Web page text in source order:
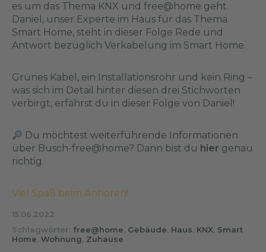
es um das Thema KNX und free@home geht.
Daniel, unser Experte im Haus für das Thema
Smart Home, steht in dieser Folge Rede und
Antwort bezüglich Verkabelung im Smart Home.
Grünes Kabel, ein Installationsrohr und kein Ring –
was sich im Detail hinter diesen drei Stichworten
verbirgt, erfährst du in dieser Folge von Daniel!
Du möchtest weiterführende Informationen
über Busch-free@home? Dann bist du hier genau
richtig.
Viel Spaß beim Anhören!
15.06.2022
Schlagwörter: free@home, Gebäude, Haus, KNX, Smart
Home, Wohnung, Zuhause